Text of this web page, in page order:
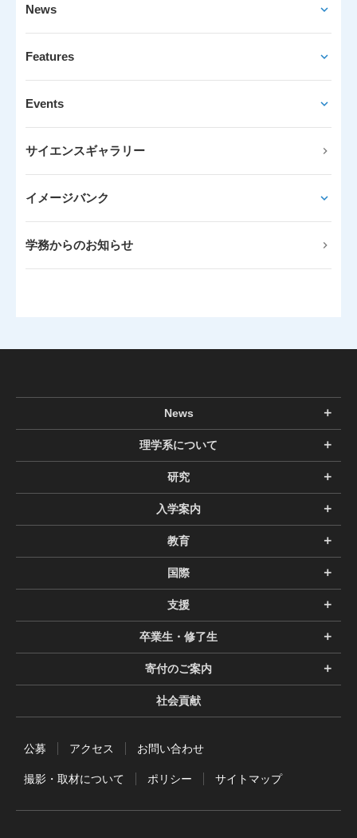
News
Features
Events
サイエンスギャラリー
イメージバンク
学務からのお知らせ
News
理学系について
研究
入学案内
教育
国際
支援
卒業生・修了生
寄付のご案内
社会貢献
公募 アクセス お問い合わせ
撮影・取材について ポリシー サイトマップ